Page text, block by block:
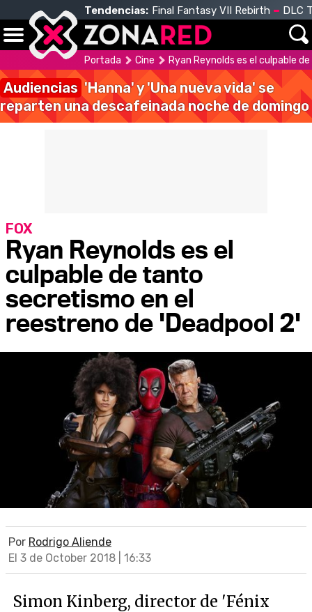
Tendencias: Final Fantasy VII Rebirth DLC
Portada Cine Ryan Reynolds es el culpable
Audiencias 'Hanna' y 'Una nueva vida' se
reparten una descafeinada noche de domingo
Ryan Reynolds es el
culpable de tanto
secretismo en el
reestreno de 'Deadpool 2'
FOX
Por Rodrigo Aliende
El 3 de October 2018 | 16:33
Simon Kinberg, director de 'Fénix